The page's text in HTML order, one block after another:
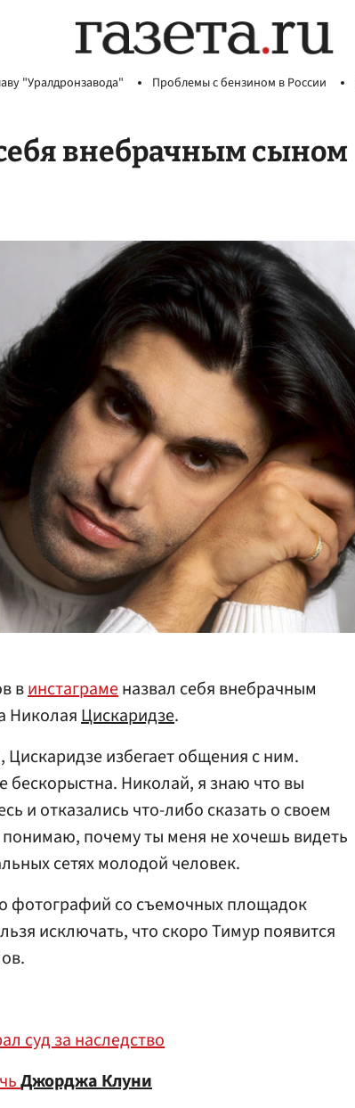
"Уралдронзавода" Проблемы с бензином в России
внебрачным сыном
винстаграменазвал себя внебрачным
НиколаяЦискаридзе.
избегает общения с ним.
Николай, я знаю что вы
и отказались что-либо сказать о своем
почему ты меня не хочешь видеть
сетях молодой человек.
фотографий со съемочных площадок
исключать, что скоро Тимур появится
суд за наследство
Джорджа Клуни